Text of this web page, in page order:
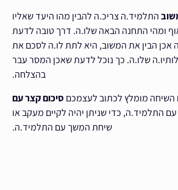
התלמיד.ה צריכ.ה להבין מהו היעד שאליו
ומהי התחנה הבאה שלו.ה. דרך טובה לדעת
הבין את המשוב, היא לתת לו.ה לסכם את
שלו.ה. כך נוכל לדעת שאכן המסר עבר
בהצלחה.
השיחה מומלץ לכתוב לעצמכם סיכום קצר עם
התלמיד.ה, כדי שניתן יהיה לקיים מעקב או
שיחת המשך עם התלמיד.ה.